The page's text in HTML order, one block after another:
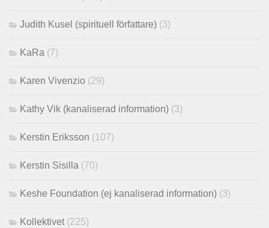
Judith Kusel (spirituell författare) (3)
KaRa (7)
Karen Vivenzio (29)
Kathy Vik (kanaliserad information) (3)
Kerstin Eriksson (107)
Kerstin Sisilla (70)
Keshe Foundation (ej kanaliserad information) (3)
Kollektivet (225)